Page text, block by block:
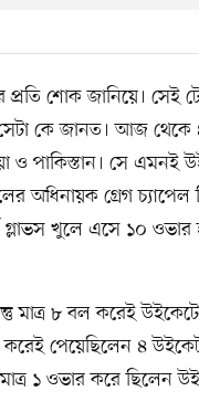
প্রতি শোক জানিয়ে। সেই
কে জানত। আজ
ও পাকিস্তান। সে এমনই
অধিনায়ক গ্রেগ
খুলে এসে ১০ ওভার
মাত্র ৮ বল করেই
পেয়েছিলেন ৪
১ ওভার করে ছিলেন